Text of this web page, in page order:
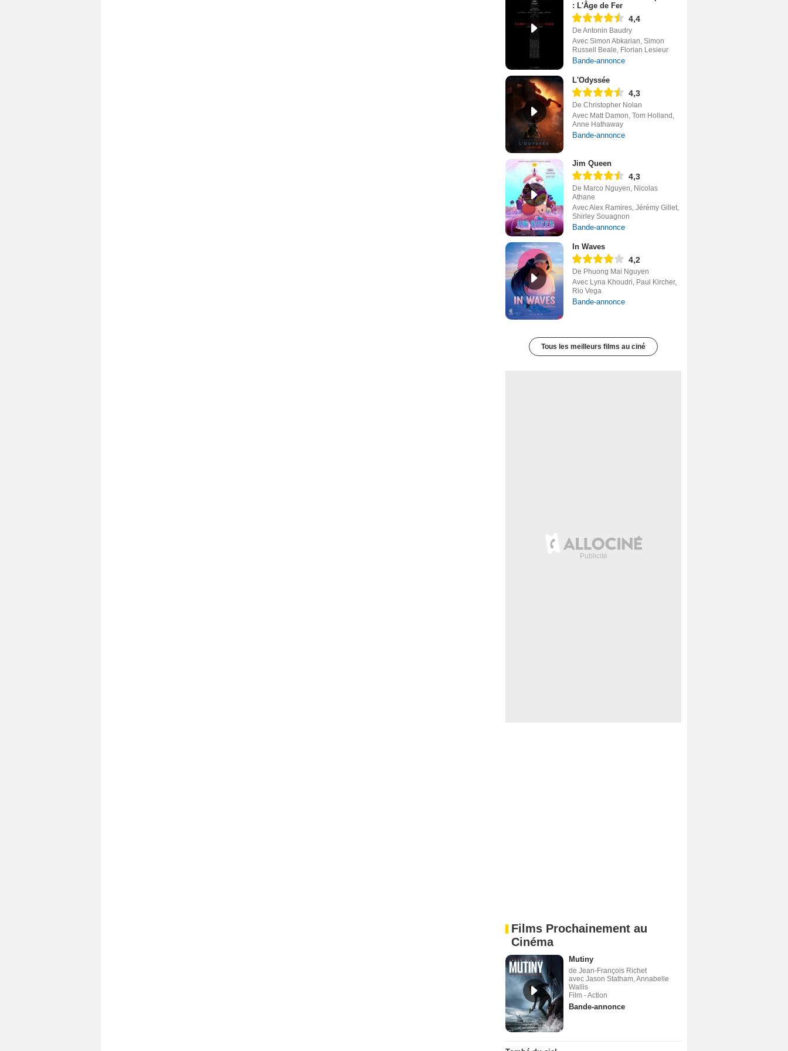
: L'Âge de Fer
4,4
De Antonin Baudry
Avec Simon Abkarian, Simon
Russell Beale, Florian Lesieur
Bande-annonce
L'Odyssée
4,3
De Christopher Nolan
Avec Matt Damon, Tom Holland,
Anne Hathaway
Bande-annonce
Jim Queen
4,3
De Marco Nguyen, Nicolas
Athane
Avec Alex Ramires, Jérémy Gillet,
Shirley Souagnon
Bande-annonce
In Waves
4,2
De Phuong Mai Nguyen
Avec Lyna Khoudri, Paul Kircher,
Rio Vega
Bande-annonce
Tous les meilleurs films au ciné
Films Prochainement au
Cinéma
Mutiny
de Jean-François Richet
avec Jason Statham, Annabelle
Wallis
Film - Action
Bande-annonce